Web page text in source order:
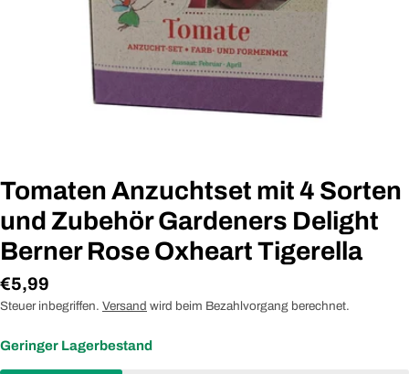
Tomaten Anzuchtset mit 4 Sorten
und Zubehör Gardeners Delight
Berner Rose Oxheart Tigerella
Regulärer
Preis
€5,99
Steuer inbegriffen. Versand wird beim Bezahlvorgang berechnet.
Geringer Lagerbestand